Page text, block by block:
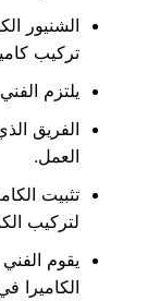
الشنيور
تركيب
يلتزم
الفريق
العمل.
تثبيت
لتركيب
يقوم
الكاميرا